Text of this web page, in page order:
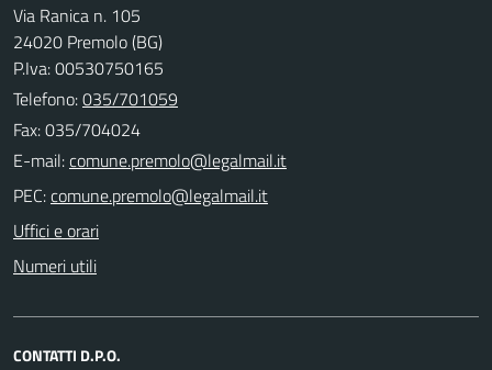
Via Ranica n. 105
24020 Premolo (BG)
P.Iva: 00530750165
Telefono:035/701059
Fax: 035/704024
E-mail:
PEC:
Uffici e orari
Numeri utili
CONTATTI D.P.O.